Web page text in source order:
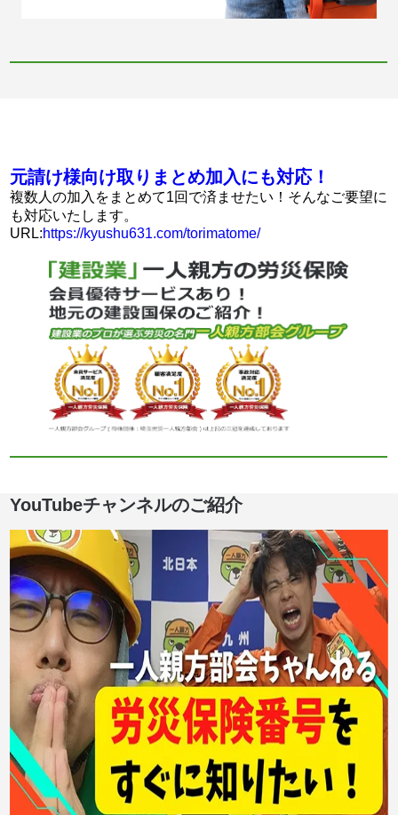
元請け様向け取りまとめ加入にも対応！
複数人の加入をまとめて1回で済ませたい！そんなご要望に
も対応いたします。
URL:https://kyushu631.com/torimatome/
YouTubeチャンネルのご紹介